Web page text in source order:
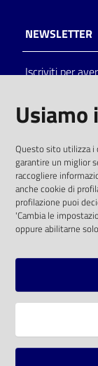
Catalogo
Eventi
Chiedi al
bibliotecario
Avvisi
NEWSLETTER
Iscriviti per
solo alle
comunitaria
SOCIAL
Vai alla
Usiamo
Questo sito utilizza i
garantire un miglior
raccogliere
anche cookie di
profilazione puoi
'Cambia le
oppure abilitarne